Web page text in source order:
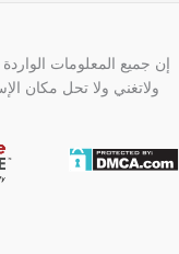
إن جميع المعلومات
ولاتغني ولا تحل مكان